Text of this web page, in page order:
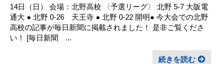
14日（日） 会場：北野高校 〈予選リーグ〉 北野 5-7 大阪電
通大 ● 北野 0-26 天王寺 ● 北野 0-22 開明● 今大会での北野
高校の記事が毎日新聞に掲載されました！ 是非ご覧くださ
い！ [毎日新聞 ...
続きを読む